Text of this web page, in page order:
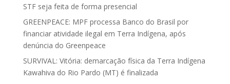
STF seja feita de forma presencial
GREENPEACE: MPF processa Banco do Brasil por
financiar atividade ilegal em Terra Indígena, após
denúncia do Greenpeace
SURVIVAL: Vitória: demarcação física da Terra Indígena
Kawahiva do Rio Pardo (MT) é finalizada